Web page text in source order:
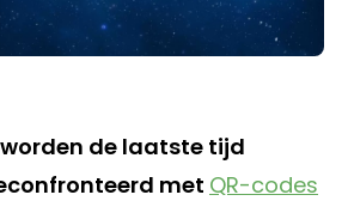
de laatste tijd
met QR-codes